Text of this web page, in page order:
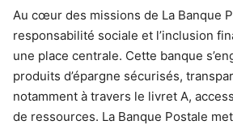
Au cœur des missions de La Banque
responsabilité sociale et l’inclusion
une place centrale. Cette banque
produits d’épargne sécurisés,
notamment à travers le livret A,
de ressources. La Banque Postale